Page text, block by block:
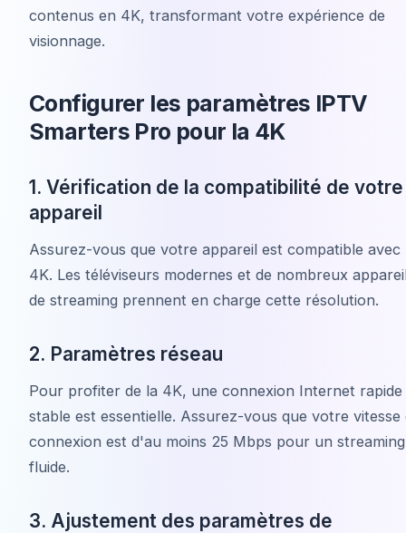
contenus en 4K, transformant votre expérience de
visionnage.
Configurer les paramètres IPTV
Smarters Pro pour la 4K
1. Vérification de la compatibilité de votre
appareil
Assurez-vous que votre appareil est compatible avec
4K. Les téléviseurs modernes et de nombreux
de streaming prennent en charge cette résolution.
2. Paramètres réseau
Pour profiter de la 4K, une connexion Internet rapide
stable est essentielle. Assurez-vous que votre vitesse
connexion est d'au moins 25 Mbps pour un streaming
fluide.
3. Ajustement des paramètres de